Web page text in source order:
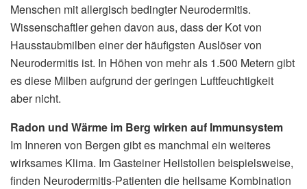
Menschen mit allergisch bedingter Neurodermitis.
Wissenschaftler gehen davon aus, dass der Kot von
Hausstaubmilben einer der häufigsten Auslöser von
Neurodermitis ist. In Höhen von mehr als 1.500 Metern gibt
es diese Milben aufgrund der geringen Luftfeuchtigkeit
aber nicht.
Radon und Wärme im Berg wirken auf Immunsystem
Im Inneren von Bergen gibt es manchmal ein weiteres
wirksames Klima. Im Gasteiner Heilstollen beispielsweise,
finden Neurodermitis-Patienten die heilsame Kombination